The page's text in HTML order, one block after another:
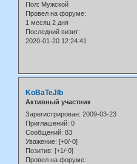
Пол: Мужской
Провел на форуме:
1 месяц 2 дня
Последний визит:
2020-01-20 12:24:41
KoBaTeJIb
Активный участник
Зарегистрирован: 2009-03-23
Приглашений: 0
Сообщений: 83
Уважение: [+0/-0]
Позитив: [+1/-0]
Провел на форуме: